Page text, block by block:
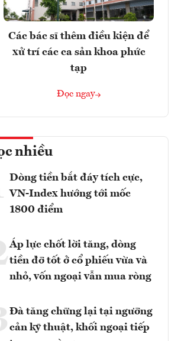
Các bác sĩ thêm điều kiện để
xử trí các ca sản khoa phức
tạp
Đọc ngay
nhiều
Dòng tiền bắt đáy tích cực,
VN-Index hướng tới mốc
1800 điểm
Áp lực chốt lời tăng, dòng
tiền đỡ tốt ở cổ phiếu vừa và
nhỏ, vốn ngoại vẫn mua ròng
Đà tăng chững lại tại ngưỡng
cản kỹ thuật, khối ngoại tiếp